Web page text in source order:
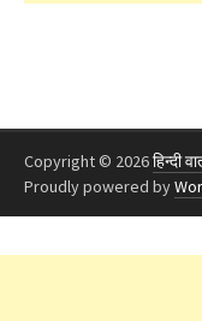
Copyright © 2026हिन्दी
Proudly powered by